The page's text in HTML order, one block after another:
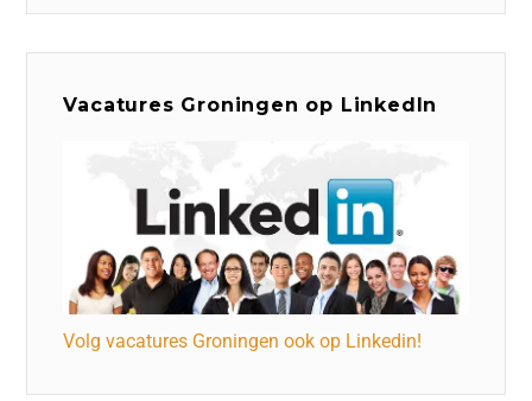
Vacatures Groningen op LinkedIn
Volg vacatures Groningen ook op Linkedin!